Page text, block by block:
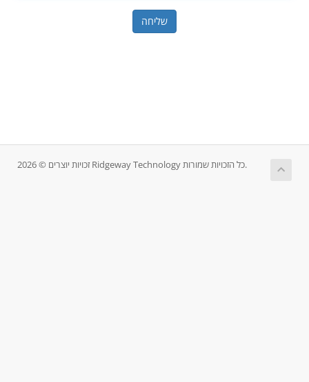
שליחה
זכויות יוצרים © 2026 Ridgeway Technology כל הזכויות שמורות.